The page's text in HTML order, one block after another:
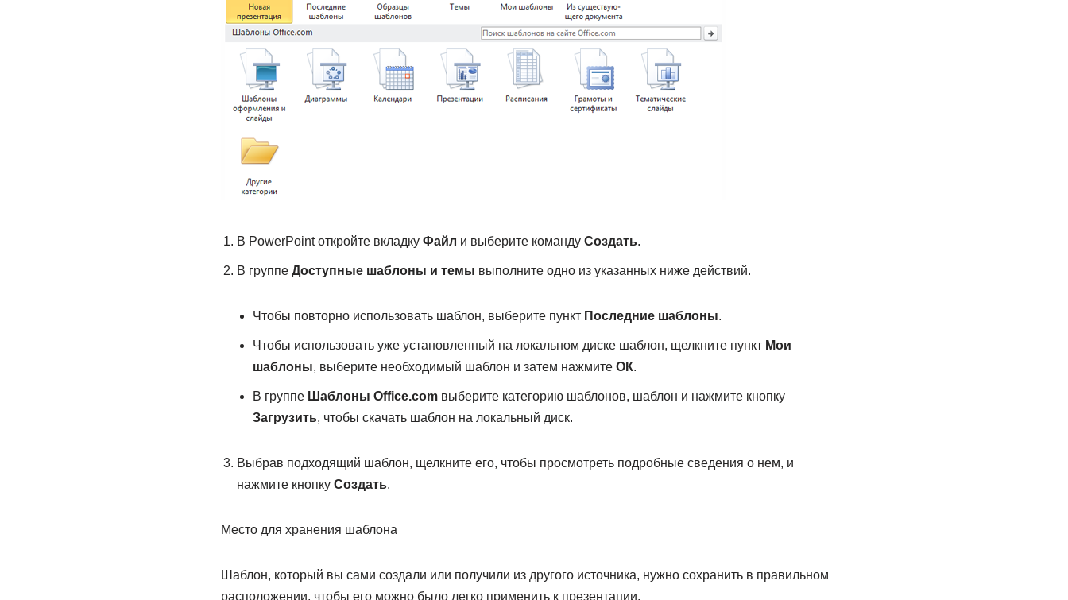
В PowerPoint откройте вкладку Файл и выберите команду Создать.
В группе Доступные шаблоны и темы выполните одно из указанных ниже действий.
Чтобы повторно использовать шаблон, выберите пункт Последние шаблоны.
Чтобы использовать уже установленный на локальном диске шаблон, щелкните пункт Мои
шаблоны, выберите необходимый шаблон и затем нажмите ОК.
В группе Шаблоны Office.comвыберите категорию шаблонов, шаблон и нажмите кнопку
Загрузить, чтобы скачать шаблон на локальный диск.
Выбрав подходящий шаблон, щелкните его, чтобы просмотреть подробные сведения о нем, и
нажмите кнопку Создать.
Место для хранения шаблона
Шаблон, который вы сами создали или получили из другого источника, нужно сохранить в правильном
расположении, чтобы его можно было легко применить к презентации.